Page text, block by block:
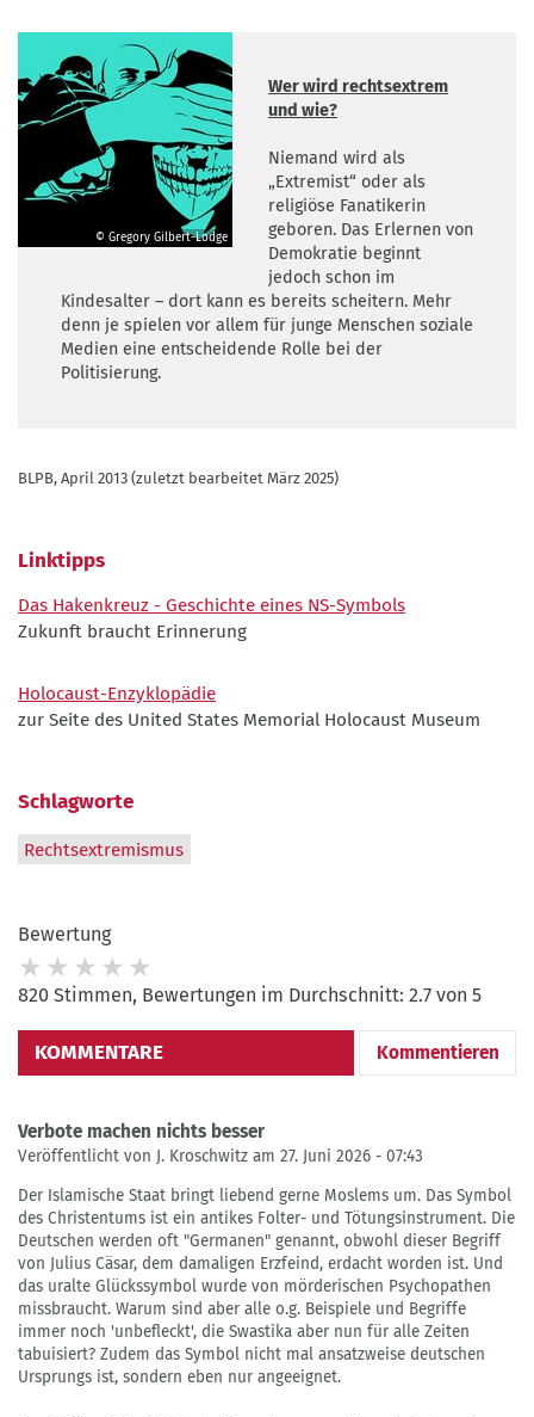
Gilbert-
Lodge
© Gregory Gilbert-Lodge
Wer wird rechtsextrem
und wie?
Niemand wird als
„Extremist“ oder als
religiöse Fanatikerin
geboren. Das Erlernen von
Demokratie beginnt
jedoch schon im
Kindesalter – dort kann es bereits scheitern. Mehr
denn je spielen vor allem für junge Menschen soziale
Medien eine entscheidende Rolle bei der
Politisierung.
BLPB, April 2013 (zuletzt bearbeitet März 2025)
Linktipps
Das Hakenkreuz - Geschichte eines NS-Symbols
Zukunft braucht Erinnerung
Holocaust-Enzyklopädie
zur Seite des United States Memorial Holocaust Museum
Schlagworte
Rechtsextremismus
Bewertung
820 Stimmen, Bewertungen im Durchschnitt: 2.7 von 5
KOMMENTARE Kommentieren
Verbote machen nichts besser
Veröffentlicht von J. Kroschwitz am 27. Juni 2026 - 07:43
Der Islamische Staat bringt liebend gerne Moslems um. Das Symbol
des Christentums ist ein antikes Folter- und Tötungsinstrument. Die
Deutschen werden oft "Germanen" genannt, obwohl dieser Begriff
von Julius Cäsar, dem damaligen Erzfeind, erdacht worden ist. Und
das uralte Glückssymbol wurde von mörderischen Psychopathen
missbraucht. Warum sind aber alle o.g. Beispiele und Begriffe
immer noch 'unbefleckt', die Swastika aber nun für alle Zeiten
tabuisiert? Zudem das Symbol nicht mal ansatzweise deutschen
Ursprungs ist, sondern eben nur angeeignet.